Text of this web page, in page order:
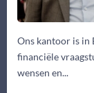
Ons kantoor is in
financiële
wensen en...